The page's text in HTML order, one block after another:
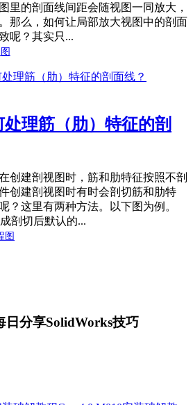
里的剖面线间距会随视图一同放大，
那么，如何让局部放大视图中的剖面
呢？其实只...
理筋（肋）特征的剖
创建剖视图时，筋和肋特征按照不剖
创建剖视图时有时会剖切筋和肋特
？这里有两种方法。以下图为例。
剖切后默认的...
图
日分享SolidWorks技巧